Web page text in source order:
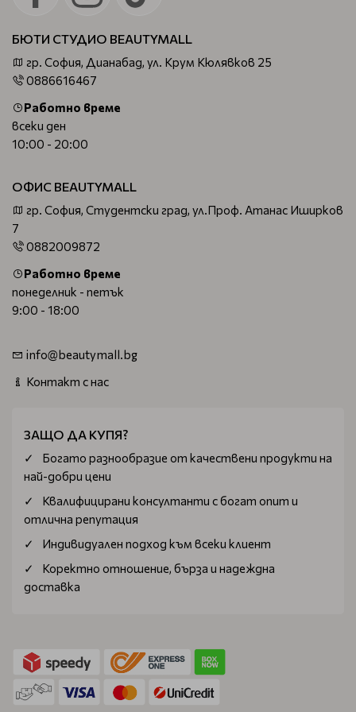
БЮТИ СТУДИО BEAUTYMALL
гр. София, Дианабад, ул. Крум Кюлявков 25
0886616467
Работно време
всеки ден
10:00 - 20:00
ОФИС BEAUTYMALL
гр. София, Студентски град, ул.Проф. Атанас Иширков
7
0882009872
Работно време
понеделник - петък
9:00 - 18:00
info@beautymall.bg
Контакт с нас
ЗАЩО ДА КУПЯ?
Богатo разнообразие от качествени продукти на
най-добри цени
Квалифицирани консултанти с богат опит и
отлична репутация
Индивидуален подход към всеки клиент
Коректно отношение, бърза и надеждна
доставка